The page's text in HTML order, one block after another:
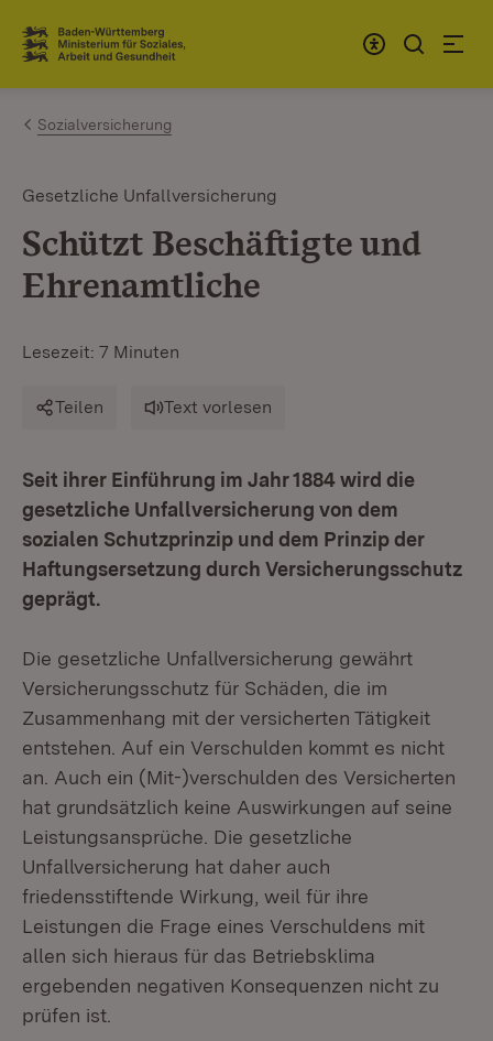
Zum Inhalt springen
Link zur Startseite
Sozialversicherung
Gesetzliche Unfallversicherung
Schützt Beschäftigte und
Ehrenamtliche
Lesezeit: 7 Minuten
Teilen Text vorlesen
Seit ihrer Einführung im Jahr 1884 wird die
gesetzliche Unfallversicherung von dem
sozialen Schutzprinzip und dem Prinzip der
Haftungsersetzung durch Versicherungsschutz
geprägt.
Die gesetzliche Unfallversicherung gewährt
Versicherungsschutz für Schäden, die im
Zusammenhang mit der versicherten Tätigkeit
entstehen. Auf ein Verschulden kommt es nicht
an. Auch ein (Mit-)verschulden des Versicherten
hat grundsätzlich keine Auswirkungen auf seine
Leistungsansprüche. Die gesetzliche
Unfallversicherung hat daher auch
friedensstiftende Wirkung, weil für ihre
Leistungen die Frage eines Verschuldens mit
allen sich hieraus für das Betriebsklima
ergebenden negativen Konsequenzen nicht zu
prüfen ist.